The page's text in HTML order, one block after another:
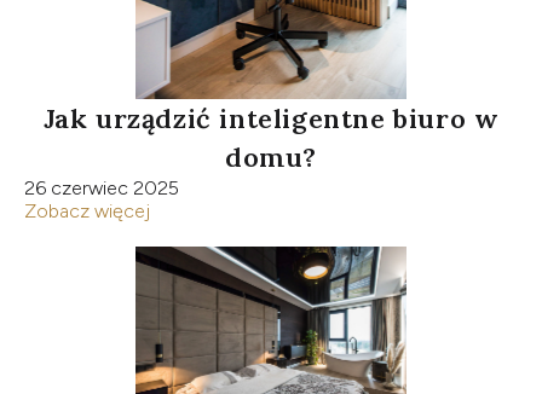
Jak urządzić inteligentne biuro w
domu?
26 czerwiec 2025
Zobacz więcej